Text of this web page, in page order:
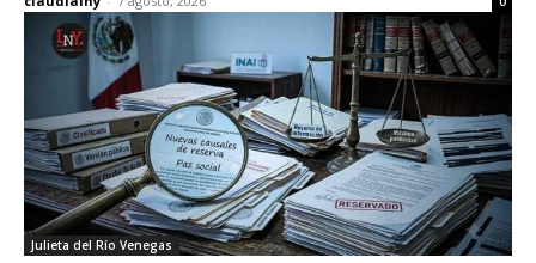
Julieta del Río Venegas